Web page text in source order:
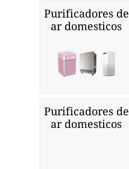
Purificadores de
ar domesticos
Purificadores de
ar domesticos